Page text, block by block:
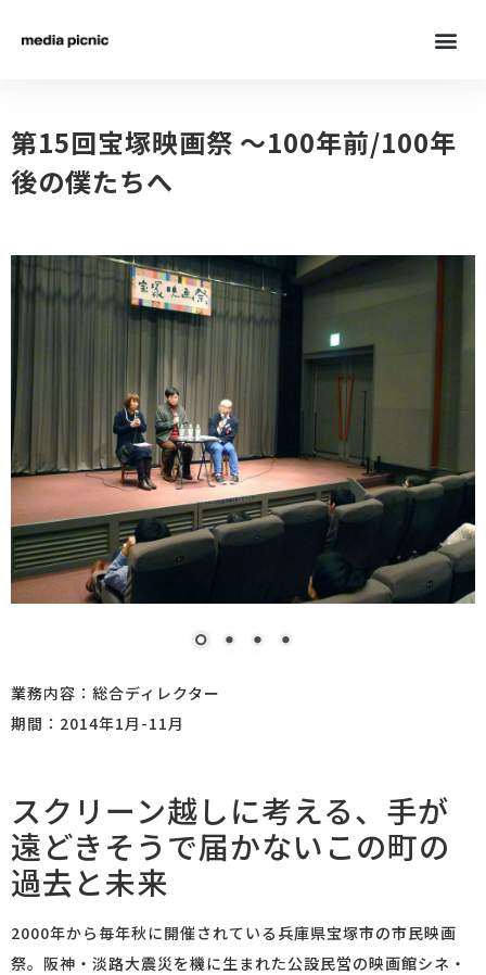
第15回宝塚映画祭 〜100年前/100年
後の僕たちへ
業務内容：総合ディレクター
期間：2014年1月-11月
スクリーン越しに考える、手が
遠どきそうで届かないこの町の
過去と未来
2000年から毎年秋に開催されている兵庫県宝塚市の市民映画
祭。阪神・淡路大震災を機に生まれた公設民営の映画館シネ・